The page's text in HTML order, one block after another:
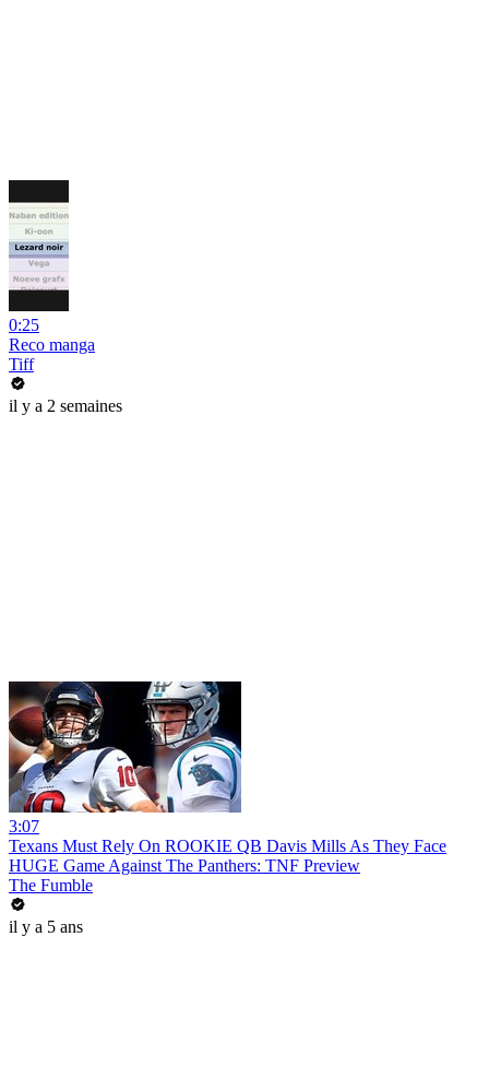
0:25
Reco manga
Tiff
il y a 2 semaines
3:07
Texans Must Rely On ROOKIE QB Davis Mills As They Face
HUGE Game Against The Panthers: TNF Preview
The Fumble
il y a 5 ans